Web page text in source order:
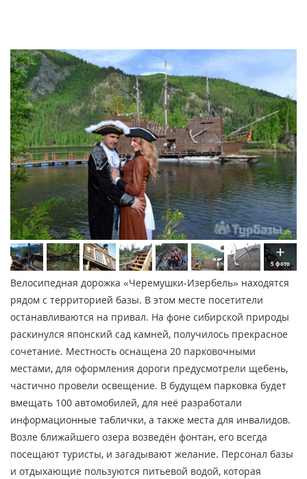
5 фото
Велосипедная дорожка «Черемушки-Изербель» находятся
рядом с территорией базы. В этом месте посетители
останавливаются на привал. На фоне сибирской природы
раскинулся японский сад камней, получилось прекрасное
сочетание. Местность оснащена 20 парковочными
местами, для оформления дороги предусмотрели щебень,
частично провели освещение. В будущем парковка будет
вмещать 100 автомобилей, для неё разработали
информационные таблички, а также места для инвалидов.
Возле ближайшего озера возведён фонтан, его всегда
посещают туристы, и загадывают желание. Персонал базы
и отдыхающие пользуются питьевой водой, которая